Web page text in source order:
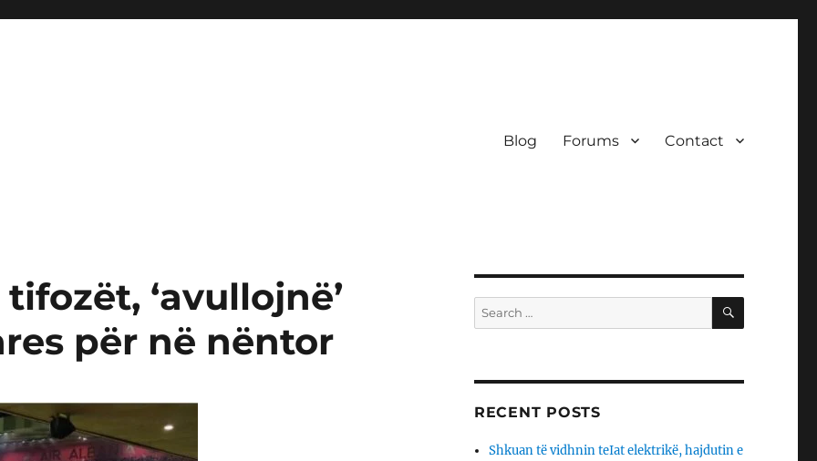
Blog Forums Contact
‘avullojnë’
për në nëntor
Search
for:
SEARCH
RECENT POSTS
Shkuan të vidhnin teIat elektrikë, hajdutin e